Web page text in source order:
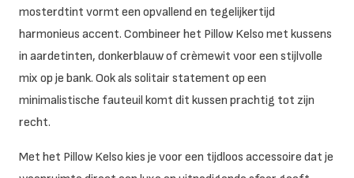
mosterdtint vormt een opvallend en tegelijkertijd
harmonieus accent. Combineer het Pillow Kelso met kussens
in aardetinten, donkerblauw of crèmewit voor een stijlvolle
mix op je bank. Ook als solitair statement op een
minimalistische fauteuil komt dit kussen prachtig tot zijn
recht.
Met het Pillow Kelso kies je voor een tijdloos accessoire dat je